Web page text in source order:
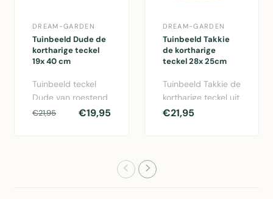
DREAM-GARDEN
Tuinbeeld Dude de
kortharige teckel
19x 40 cm
Tuinbeeld teckel
Dude van roestend
staal - 19x40 cm
€21,95 €19,95
DREAM-GARDEN
Tuinbeeld Takkie
de kortharige
teckel 28x 25cm
Tuinbeeld Takkie de
kortharige teckel uit
roestbruin metaal,
€21,95